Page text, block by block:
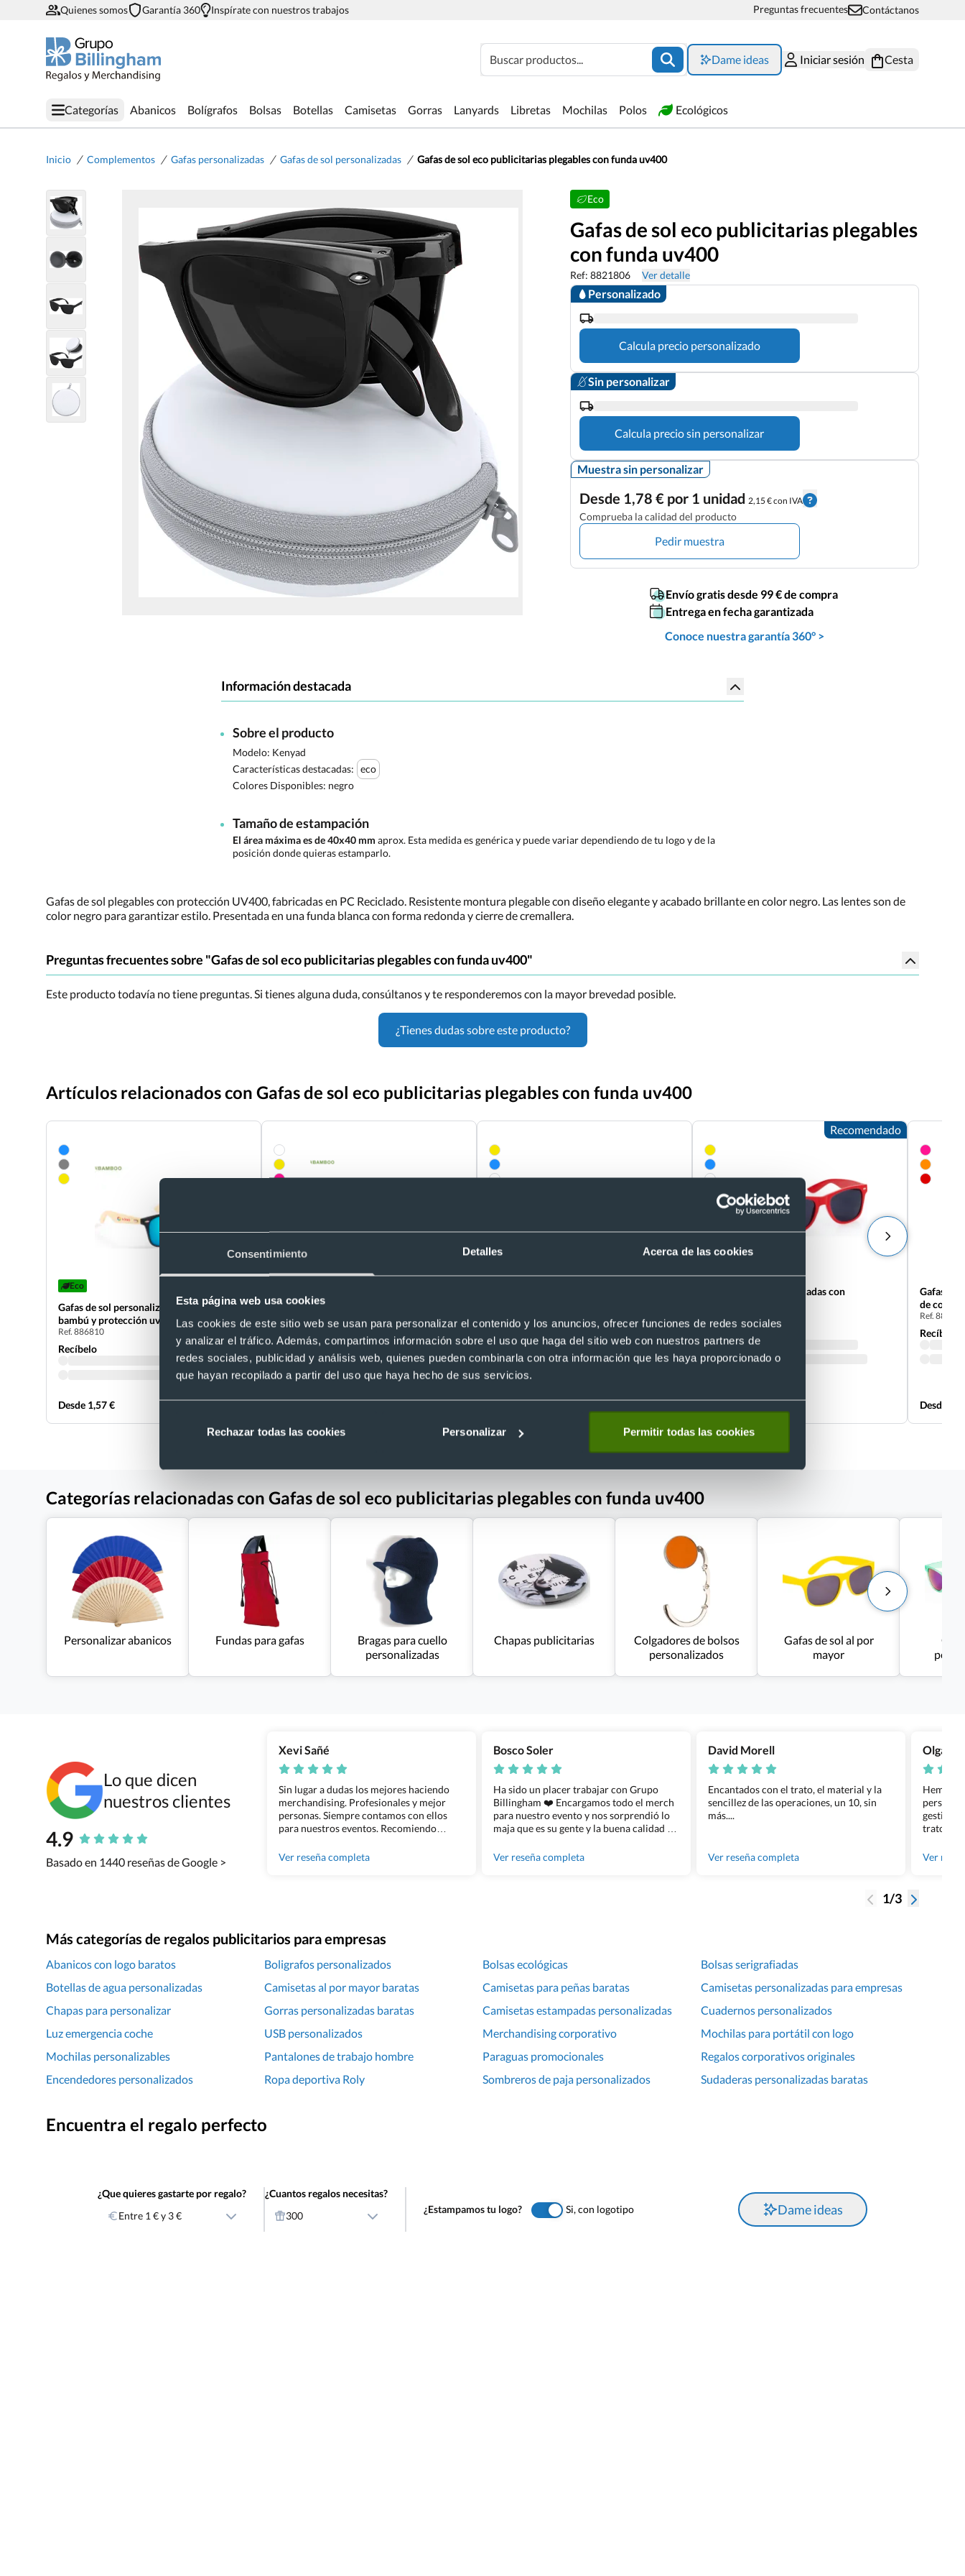
Consentimiento Detalles Acerca de las cookies
Esta página web usa cookies
Las cookies de este sitio web se usan para personalizar el contenido y los anuncios, ofrecer funciones de redes sociales
y analizar el tráfico. Además, compartimos información sobre el uso que haga del sitio web con nuestros partners de
redes sociales, publicidad y análisis web, quienes pueden combinarla con otra información que les haya proporcionado o
que hayan recopilado a partir del uso que haya hecho de sus servicios.
Rechazar todas las cookies Personalizar Permitir todas las cookies
Quienes somos Garantía 360 Inspírate con nuestros trabajos Preguntas frecuentes Contáctanos
Buscar productos... Dame ideas Iniciar sesión Cesta
Categorías Abanicos Bolígrafos Bolsas Botellas Camisetas Gorras Lanyards Libretas Mochilas Polos Ecológicos
Inicio / Complementos / Gafas personalizadas / Gafas de sol personalizadas / Gafas de sol eco publicitarias plegables con funda uv400
Eco
Gafas de sol eco publicitarias plegables
con funda uv400
Ref: 8821806 Ver detalle
Personalizado
Calcula precio personalizado
Sin personalizar
Calcula precio sin personalizar
Muestra sin personalizar
Desde 1,78 € por 1 unidad 2,15 € con IVA
Comprueba la calidad del producto
Pedir muestra
Envío gratis desde 99 € de compra
Entrega en fecha garantizada
Conoce nuestra garantía 360° >
Información destacada
Sobre el producto
Modelo: Kenyad
Características destacadas: eco
Colores Disponibles: negro
Tamaño de estampación
El área máxima es de 40x40 mm aprox. Esta medida es genérica y puede variar dependiendo de tu logo y de la
posición donde quieras estamparlo.
Gafas de sol plegables con protección UV400, fabricadas en PC Reciclado. Resistente montura plegable con diseño elegante y acabado brillante en color negro. Las lentes son de
color negro para garantizar estilo. Presentada en una funda blanca con forma redonda y cierre de cremallera.
Preguntas frecuentes sobre "Gafas de sol eco publicitarias plegables con funda uv400"
Este producto todavía no tiene preguntas. Si tienes alguna duda, consúltanos y te responderemos con la mayor brevedad posible.
¿Tienes dudas sobre este producto?
Artículos relacionados con Gafas de sol eco publicitarias plegables con funda uv400
Eco
Gafas de sol personalizadas con patillas de
bambú y protección uv400
Ref. 886810
Recíbelo
Desde 1,57 €
Gafas de sol eco personalizadas efecto
espejo uv400
Recíbelo
Desde 1,80 €
Ref. 884094
Recíbelo
Desde 0,23 €
Recomendado
Gafas de sol personalizadas con
Desde 0,33 €
Gafas de
de colores
Ref. 884581
Recíbelo
Desde
Categorías relacionadas con Gafas de sol eco publicitarias plegables con funda uv400
Personalizar abanicos Fundas para gafas
Bragas para cuello
personalizadas
Chapas publicitarias
Colgadores de bolsos
personalizados
Gafas de sol al por
mayor
Lo que dicen
nuestros clientes
4.9
Basado en 1440 reseñas de Google >
Xevi Sañé
Sin lugar a dudas los mejores haciendo
merchandising. Profesionales y mejor
personas. Siempre contamos con ellos
para nuestros eventos. Recomiendo
Ver reseña completa
Bosco Soler
Ha sido un placer trabajar con Grupo
Billingham ❤️ Encargamos todo el merch
para nuestro evento y nos sorprendió lo
maja que es su gente y la buena calidad de
100% recomendado!!
Ver reseña completa
David Morell
Encantados con el trato, el material y la
sencillez de las operaciones, un 10, sin
más....
Ver reseña completa
Olga
Hemos
gestión
trato
gente
Ver
1/3
Más categorías de regalos publicitarios para empresas
Abanicos con logo baratos Boligrafos personalizados Bolsas ecológicas
Bolsas serigrafiadas
Botellas de agua personalizadas
Camisetas al por mayor baratas Camisetas para peñas baratas
Camisetas personalizadas para empresas
Chapas para personalizar
Gorras personalizadas baratas Camisetas estampadas personalizadas
Cuadernos personalizados
Luz emergencia coche
USB personalizados Merchandising corporativo
Mochilas para portátil con logo
Mochilas personalizables
Pantalones de trabajo hombre Paraguas promocionales
Regalos corporativos originales
Encendedores personalizados
Ropa deportiva Roly Sombreros de paja personalizados Sudaderas personalizadas baratas
Encuentra el regalo perfecto
¿Que quieres gastarte por regalo?
Entre 1 € y 3 €
¿Cuantos regalos necesitas?
300
¿Estampamos tu logo? Si, con logotipo Dame ideas